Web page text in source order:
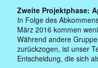
Zweite Projektphase:
In Folge des
März 2016 kommen
Während andere
zurückzogen, ist unser
Entscheidung, die sich